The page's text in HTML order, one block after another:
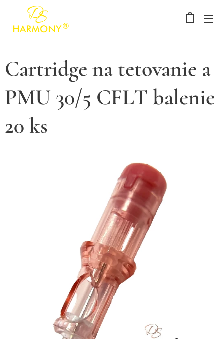
Cartridge na tetovanie a
PMU 30/5 CFLT balenie
20 ks